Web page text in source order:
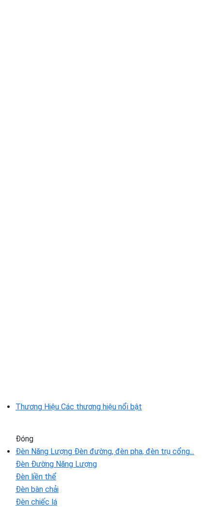
Thương Hiệu Các thương hiệu nổi bật
Đóng
Đèn Năng Lượng Đèn đường, đèn pha, đèn trụ cổng...
Đèn Đường Năng Lượng
Đèn liền thể
Đèn bàn chải
Đèn chiếc lá